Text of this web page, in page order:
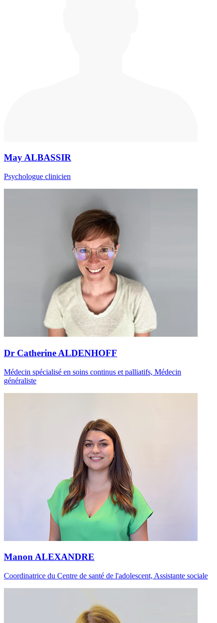
May ALBASSIR
Psychologue clinicien
Dr Catherine ALDENHOFF
Médecin spécialisé en soins continus et palliatifs, Médecin
généraliste
Manon ALEXANDRE
Coordinatrice du Centre de santé de l'adolescent, Assistante sociale